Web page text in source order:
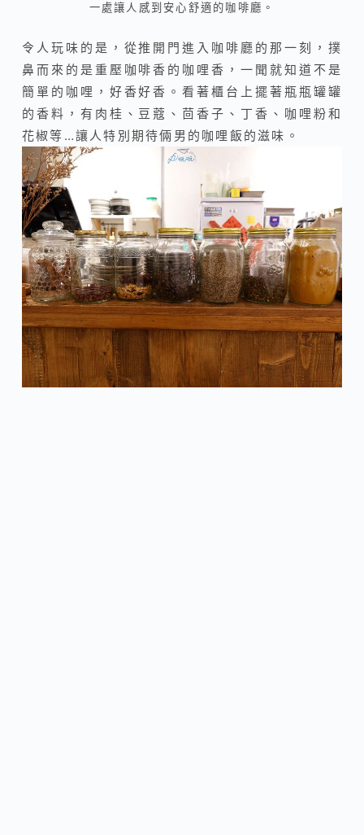
一處讓人感到安心舒適的咖啡廳。
令人玩味的是，從推開門進入咖啡廳的那一刻，撲
鼻而來的是重壓咖啡香的咖哩香，一聞就知道不是
簡單的咖哩，好香好香。看著櫃台上擺著瓶瓶罐罐
的香料，有肉桂、豆蔻、茴香子、丁香、咖哩粉和
花椒等…讓人特別期待倆男的咖哩飯的滋味。